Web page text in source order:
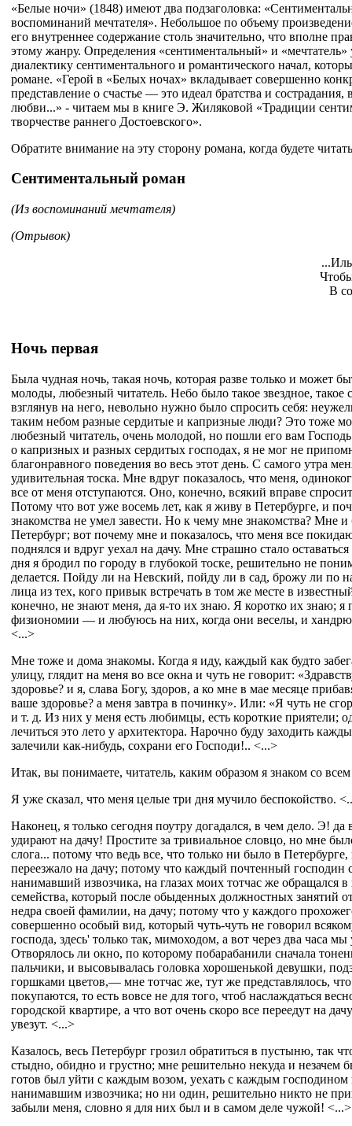
«Белые ночи» (1848) имеют два подзаголовка:
воспоминаний мечтателя». Небольшое по объему
его внутреннее содержание столь значительно, что вполне
этому жанру. Определения «сентиментальный» и «мечтатель»
диалектику сентиментального и романтического начал,
романе. «Герой в «Белых ночах» вкладывает совершенно
представление о счастье — это идеал братства и сострадания,
любви...» - читаем мы в книге Э. Жиляковой «Традиции
творчестве раннего Достоевского».
Обратите внимание на эту сторону романа, когда будете
Сентиментальный роман
(Из воспоминаний мечтателя)
(Отрывок)
В
Ночь первая
Была чудная ночь, такая ночь, которая разве только и может
молоды, любезный читатель. Небо было такое звездное, такое
взглянув на него, невольно нужно было спросить себя:
таким небом разные сердитые и капризные люди? Это тоже
любезный читатель, очень молодой, но пошли его вам
о капризных и разных сердитых господах, я не мог не
благонравного поведения во весь этот день. С самого утра
удивительная тоска. Мне вдруг показалось, что меня,
все от меня отступаются. Оно, конечно, всякий вправе
Потому что вот уже восемь лет, как я живу в Петербурге, и
знакомства не умел завести. Но к чему мне знакомства? Мне и
Петербург; вот почему мне и показалось, что меня все
поднялся и вдруг уехал на дачу. Мне страшно стало
дня я бродил по городу в глубокой тоске, решительно не
делается. Пойду ли на Невский, пойду ли в сад, брожу ли по
лица из тех, кого привык встречать в том же месте в
конечно, не знают меня, да я-то их знаю. Я коротко их знаю; я
физиономии — и любуюсь на них, когда они веселы, и хандрю,
<...>
Мне тоже и дома знакомы. Когда я иду, каждый как будто
улицу, глядит на меня во все окна и чуть не говорит:
здоровье? и я, слава Богу, здоров, а ко мне в мае месяце
ваше здоровье? а меня завтра в починку». Или: «Я чуть не
и т. д. Из них у меня есть любимцы, есть короткие приятели;
лечиться это лето у архитектора. Нарочно буду заходить
залечили как-нибудь, сохрани его Господи!.. <...>
Итак, вы понимаете, читатель, каким образом я знаком со
Я уже сказал, что меня целые три дня мучило беспокойство.
Наконец, я только сегодня поутру догадался, в чем дело. Э! да
удирают на дачу! Простите за тривиальное словцо, но мне
слога... потому что ведь все, что только ни было в
переезжало на дачу; потому что каждый почтенный господин
нанимавший извозчика, на глазах моих тотчас же обращался в
семейства, который после обыденных должностных занятий
недра своей фамилии, на дачу; потому что у каждого
совершенно особый вид, который чуть-чуть не говорил
господа, здесь' только так, мимоходом, а вот через два часа мы
Отворялось ли окно, по которому побарабанили сначала
пальчики, и высовывалась головка хорошенькой девушки,
горшками цветов,— мне тотчас же, тут же представлялось,
покупаются, то есть вовсе не для того, чтоб наслаждаться
городской квартире, а что вот очень скоро все переедут на
увезут. <...>
Казалось, весь Петербург грозил обратиться в пустыню, так
стыдно, обидно и грустно; мне решительно некуда и незачем
готов был уйти с каждым возом, уехать с каждым
нанимавшим извозчика; но ни один, решительно никто не
забыли меня, словно я для них был и в самом деле чужой! <...>